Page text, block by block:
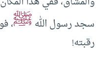
سجد رسول اللهﷺ،
رقبته!